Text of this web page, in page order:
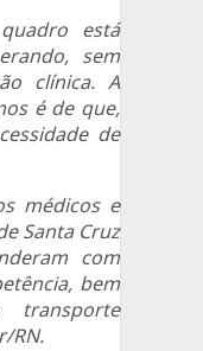
está
sem
clínica. A
é de que,
de
médicos e
Santa Cruz
com
bem
RN.